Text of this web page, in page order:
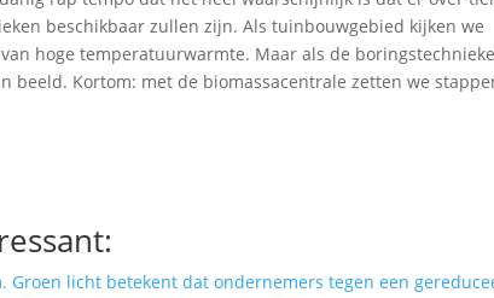
beschikbaar zullen zijn. Als tuinbouwgebied kijken we
hoge temperatuurwarmte. Maar als de
Kortom: met de biomassacentrale zetten we